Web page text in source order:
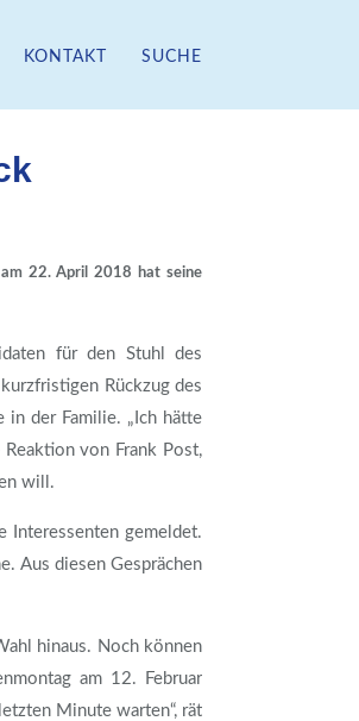
KONTAKT SUCHE
22. April 2018 hat seine
für den Stuhl des
Rückzug des
in der Familie. „Ich hätte
von Frank Post,
will.
Interessenten gemeldet.
Aus diesen Gesprächen
hinaus. Noch können
am 12. Februar
Minute warten“, rät